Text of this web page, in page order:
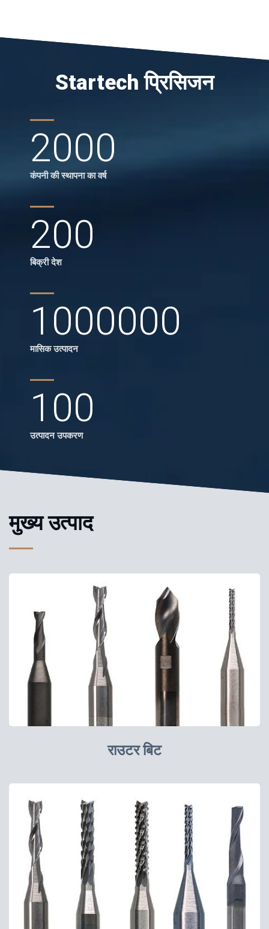
Startech प्रिसिजन
2000
कंपनी की स्थापना का वर्ष
200
बिक्री देश
1000000
मासिक उत्पादन
100
उत्पादन उपकरण
मुख्य उत्पाद
राउटर बिट